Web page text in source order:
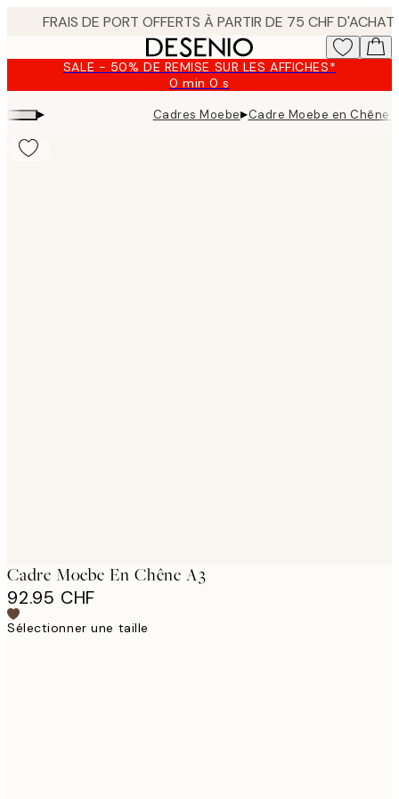
content.SALE - 50% DE REMISE SUR LES AFFICHES*
0 min0 s
Valable
jusqu'au
:
▸ Cadres Moebe▸Cadre Moebe en Chêne
Cadre Moebe En Chêne A3
92.95 CHF
Sélectionner une taille